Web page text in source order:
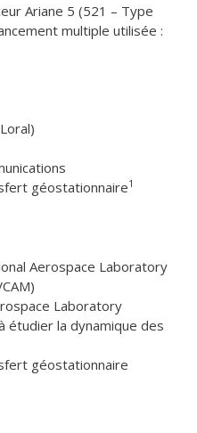
Ariane 5 (521 – Type
multiple utilisée :
géostationnaire1
Aerospace Laboratory
Laboratory
étudier la dynamique des
géostationnaire